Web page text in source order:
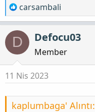
T
e
p
k
i
l
e
r
:
carsambali
D Defocu03
Member
11 Nis 2023
kaplumbaga' Alıntı: